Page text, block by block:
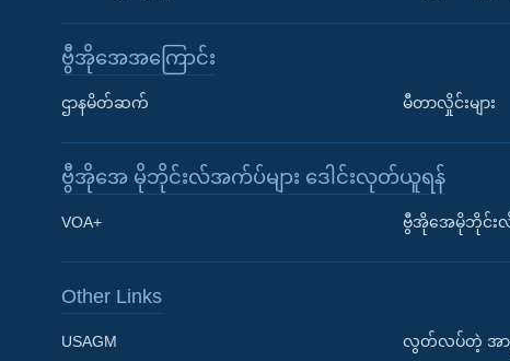
Learning English
ဗွီအိုအေအကြောင်း
ဌာနမိတ်ဆက် မီတာလှိုင်းများ
ဗွီအိုအေ မိုဘိုင်းလ်အက်ပ်များ ဒေါင်းလုတ်ယူရန်
VOA+ ဗွီအိုအေမိုဘိုင်း
Other Links
USAGM လွတ်လပ်တဲ့ အာ